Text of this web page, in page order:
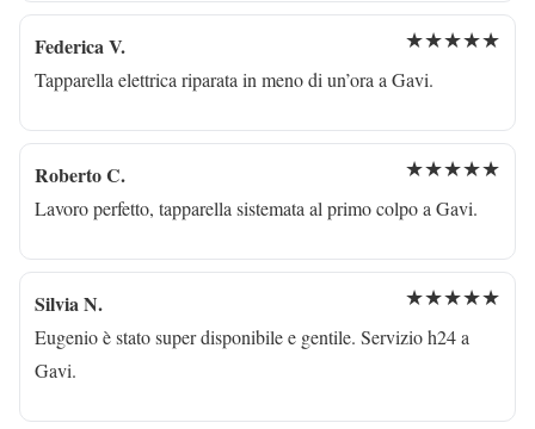
Federica V. ★★★★★
Tapparella elettrica riparata in meno di un’ora a Gavi.
Roberto C. ★★★★★
Lavoro perfetto, tapparella sistemata al primo colpo a Gavi.
Silvia N. ★★★★★
Eugenio è stato super disponibile e gentile. Servizio h24 a
Gavi.